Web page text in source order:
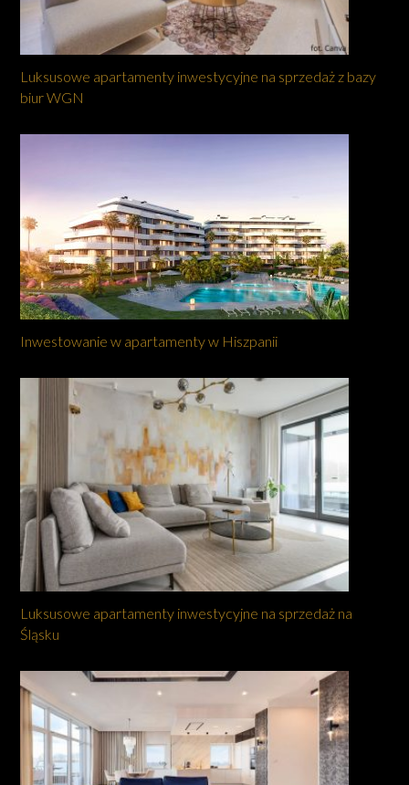
Luksusowe apartamenty inwestycyjne na sprzedaż z bazy
biur WGN
Inwestowanie w apartamenty w Hiszpanii
Luksusowe apartamenty inwestycyjne na sprzedaż na
Śląsku